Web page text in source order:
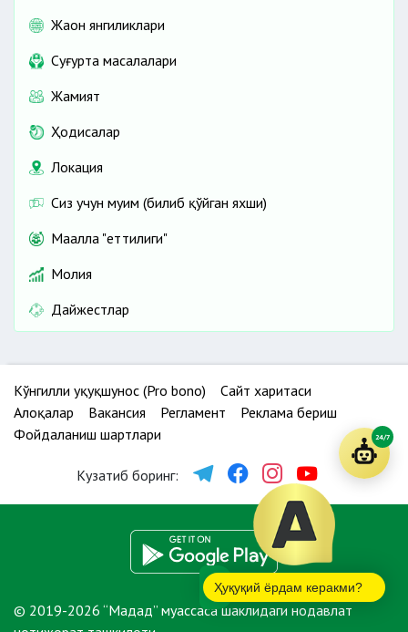
Жаҳон янгиликлари
Cуғурта масалалари
Жамият
Ҳодисалар
Локация
Сиз учун муҳим (билиб қўйган яхши)
Маҳалла "еттилиги"
Молия
Дайжестлар
Кўнгилли ҳуқуқшунос (Pro bono)
Сайт харитаси
Алоқалар
Вакансия Регламент
Реклама бериш
Фойдаланиш шартлари
Кузатиб боринг:
© 2019-2026 “Мадад” муассаса шаклидаги нодавлат
Ҳуқуқий ёрдам керакми?
24/7